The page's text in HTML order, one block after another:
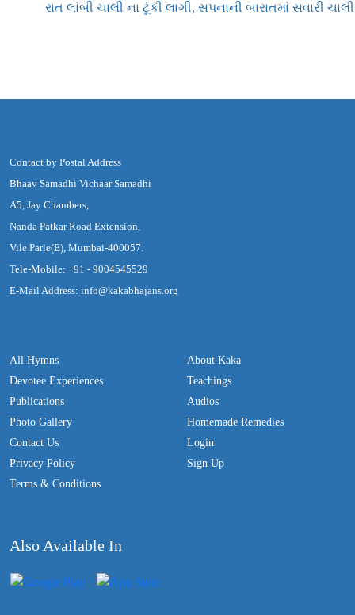
રાત લાંબી ચાલી ના ટૂંકી લાગી, સપનાની બારાતમાં સવારી ચાલી
Contact by Postal Address
Bhaav Samadhi Vichaar Samadhi
A5, Jay Chambers,
Nanda Patkar Road Extension,
Vile Parle(E), Mumbai-400057.
Tele-Mobile: +91 - 9004545529
E-Mail Address: info@kakabhajans.org
All Hymns
Devotee Experiences
Publications
Photo Gallery
Contact Us
Privacy Policy
Terms & Conditions
About Kaka
Teachings
Audios
Homemade Remedies
Login
Sign Up
Also Available In